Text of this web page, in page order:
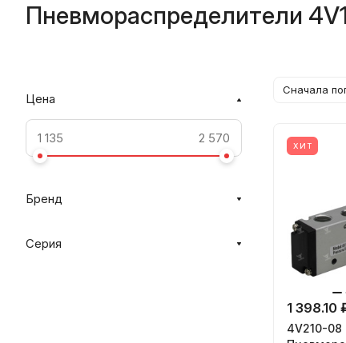
Пневмораспределители
Сначала
ХИТ
1 398.10
4V210-08
Цена
Бренд
Серия